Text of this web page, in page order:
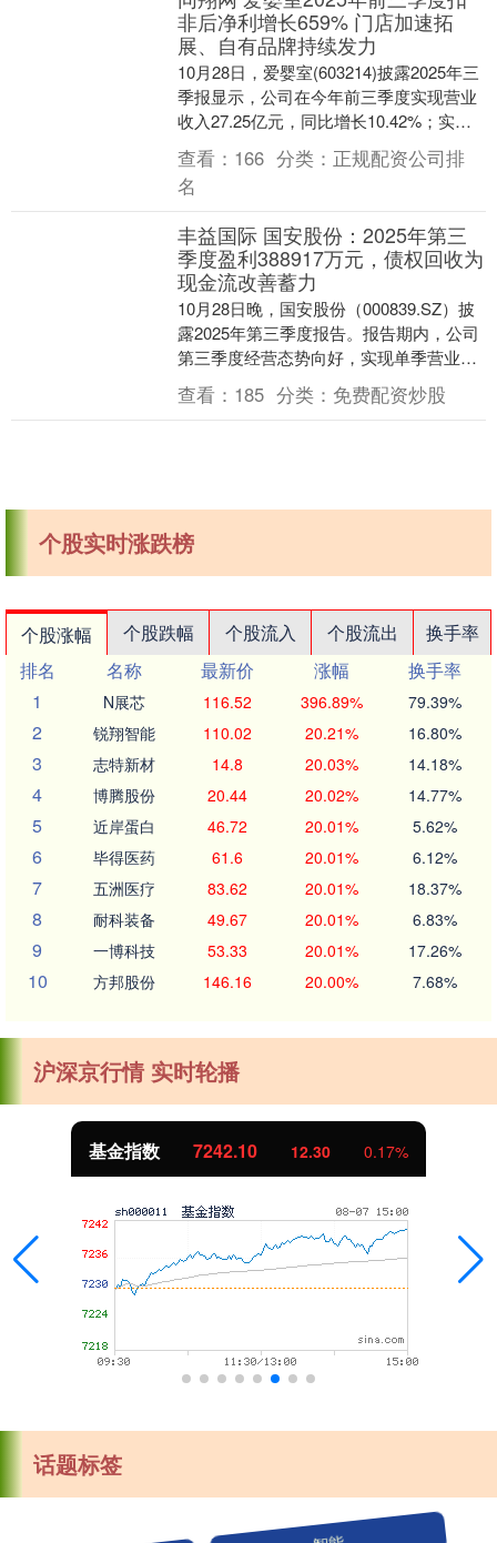
非后净利增长659% 门店加速拓
展、自有品牌持续发力
10月28日，爱婴室(603214)披露2025年三
季报显示，公司在今年前三季度实现营业
收入27.25亿元，同比增长10.42%；实现
归属于上市公司股东的净利润....
查看： 166 分类： 正规配资公司排
名
丰益国际 国安股份：2025年第三
季度盈利388917万元，债权回收为
现金流改善蓄力
10月28日晚，国安股份（000839.SZ）披
露2025年第三季度报告。报告期内，公司
第三季度经营态势向好，实现单季营业收
入7.45亿元；归母净利润3889.....
查看： 185 分类： 免费配资炒股
个股实时涨跌榜
个股涨幅 个股跌幅 个股流入 个股流出
换手率
排名
名称 最新价 涨幅
换手率
1
N展芯 116.52 396.89% 79.39%
2 锐翔智能 110.02 20.21% 16.80%
3 志特新材 14.8 20.03% 14.18%
4 博腾股份 20.44 20.02% 14.77%
5 近岸蛋白 46.72 20.01% 5.62%
6 毕得医药 61.6 20.01% 6.12%
7 五洲医疗 83.62 20.01% 18.37%
8 耐科装备 49.67 20.01% 6.83%
9 一博科技 53.33 20.01% 17.26%
10 方邦股份 146.16 20.00% 7.68%
沪深京行情 实时轮播
基金指数 7242.10 12.30 0.17%
话题标签